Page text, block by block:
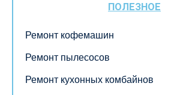
ПОЛЕЗНОЕ
Ремонт кофемашин
Ремонт пылесосов
Ремонт кухонных комбайнов